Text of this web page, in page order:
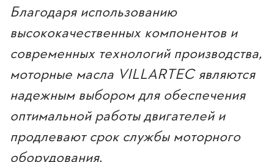
Благодаря использованию
высококачественных компонентов и
современных технологий производства,
моторные масла VILLARTEC являются
надежным выбором для обеспечения
оптимальной работы двигателей и
продлевают срок службы моторного
оборудования.